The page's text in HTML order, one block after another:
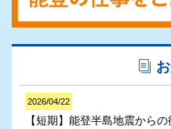
2026/04/22
【短期】能登半島地震から